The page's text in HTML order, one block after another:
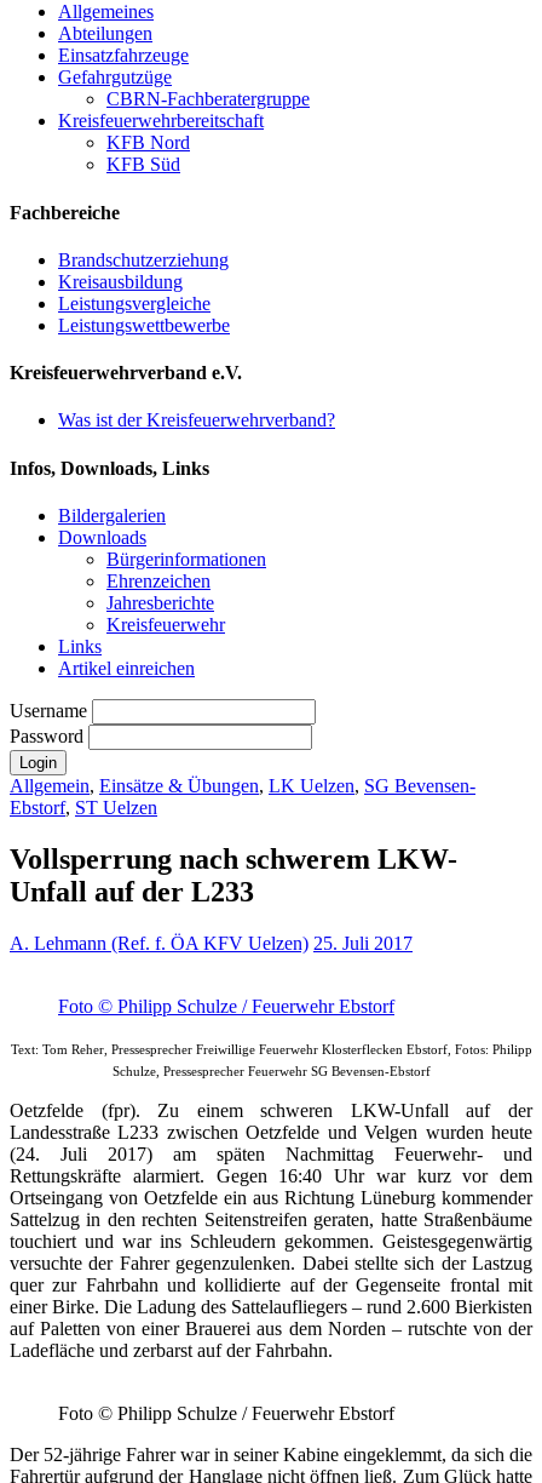
Allgemeines
Abteilungen
Einsatzfahrzeuge
Gefahrgutzüge
CBRN-Fachberatergruppe
Kreisfeuerwehrbereitschaft
KFB Nord
KFB Süd
Fachbereiche
Brandschutzerziehung
Kreisausbildung
Leistungsvergleiche
Leistungswettbewerbe
Kreisfeuerwehrverband e.V.
Was ist der Kreisfeuerwehrverband?
Infos, Downloads, Links
Bildergalerien
Downloads
Bürgerinformationen
Ehrenzeichen
Jahresberichte
Kreisfeuerwehr
Links
Artikel einreichen
Username
Password
Allgemein, Einsätze & Übungen, LK Uelzen, SG Bevensen-
Ebstorf, ST Uelzen
Vollsperrung nach schwerem LKW-
Unfall auf der L233
A. Lehmann (Ref. f. ÖA KFV Uelzen) 25. Juli 2017
Foto © Philipp Schulze / Feuerwehr Ebstorf
Text: Tom Reher, Pressesprecher Freiwillige Feuerwehr Klosterflecken Ebstorf, Fotos: Philipp
Schulze, Pressesprecher Feuerwehr SG Bevensen-Ebstorf
Oetzfelde (fpr). Zu einem schweren LKW-Unfall auf der
Landesstraße L233 zwischen Oetzfelde und Velgen wurden heute
(24. Juli 2017) am späten Nachmittag Feuerwehr- und
Rettungskräfte alarmiert. Gegen 16:40 Uhr war kurz vor dem
Ortseingang von Oetzfelde ein aus Richtung Lüneburg kommender
Sattelzug in den rechten Seitenstreifen geraten, hatte Straßenbäume
touchiert und war ins Schleudern gekommen. Geistesgegenwärtig
versuchte der Fahrer gegenzulenken. Dabei stellte sich der Lastzug
quer zur Fahrbahn und kollidierte auf der Gegenseite frontal mit
einer Birke. Die Ladung des Sattelaufliegers – rund 2.600 Bierkisten
auf Paletten von einer Brauerei aus dem Norden – rutschte von der
Ladefläche und zerbarst auf der Fahrbahn.
Foto © Philipp Schulze / Feuerwehr Ebstorf
Der 52-jährige Fahrer war in seiner Kabine eingeklemmt, da sich die
Fahrertür aufgrund der Hanglage nicht öffnen ließ. Zum Glück hatte